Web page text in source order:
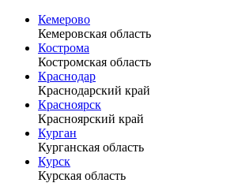
Кемерово
Кемеровская область
Кострома
Костромская область
Краснодар
Краснодарский край
Красноярск
Красноярский край
Курган
Курганская область
Курск
Курская область